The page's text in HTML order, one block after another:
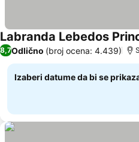
Labranda Lebedos
8,7Odlično (broj ocena: 4.439)
Izaberi datume da bi se